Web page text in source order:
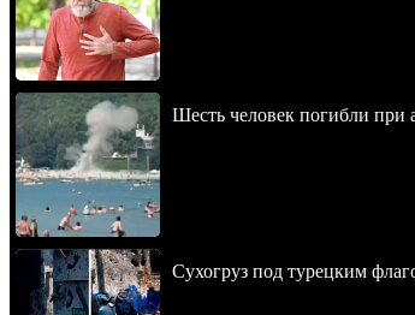
Шесть человек погибли
Сухогруз под турецким